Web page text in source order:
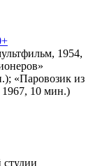
1954,
«Паровозик из
10 мин.)
студии